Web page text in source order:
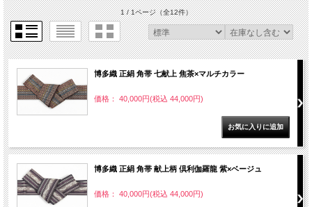
1 / 1ページ（全12件）
博多織 正絹 角帯 七献上 焦茶×マルチカラー
価格： 40,000円(税込 44,000円)
博多織 正絹 角帯 献上柄 倶利伽羅龍 紫×ベージュ
価格： 40,000円(税込 44,000円)